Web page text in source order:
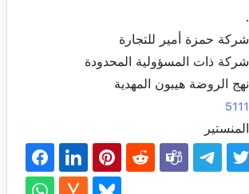
.
شركة حمزة أمير للتجارة
شركة ذات المسؤولية المحدودة
نهج الروضة هيبون المهدية
5111
المنستير